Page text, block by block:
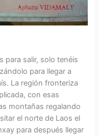
para salir, solo tenéis
para llegar a
La región fronteriza
con esas
montañas regalando
el norte de Laos el
para después llegar